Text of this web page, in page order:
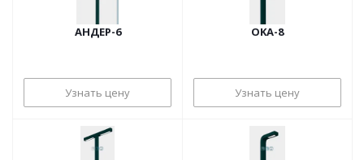
АНДЕР-6
Узнать цену
OKA-8
Узнать цену